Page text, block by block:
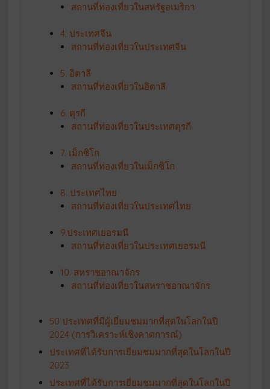
สถานที่ท่องเที่ยวในสหรัฐอเมริกา
4. ประเทศจีน
สถานที่ท่องเที่ยวในประเทศจีน
5. อิตาลี
สถานที่ท่องเที่ยวในอิตาลี
6. ตุรกี
สถานที่ท่องเที่ยวในประเทศตุรกี
7. เม็กซิโก
สถานที่ท่องเที่ยวในเม็กซิโก
8. ประเทศไทย
สถานที่ท่องเที่ยวในประเทศไทย
9.ประเทศเยอรมนี
สถานที่ท่องเที่ยวในประเทศเยอรมนี
10. สหราชอาณาจักร
สถานที่ท่องเที่ยวในสหราชอาณาจักร
50 ประเทศที่มีผู้เยี่ยมชมมากที่สุดในโลกในปี
2024 (การวิเคราะห์เชิงคาดการณ์)
ประเทศที่ได้รับการเยี่ยมชมมากที่สุดในโลกในปี
2023
ประเทศที่ได้รับการเยี่ยมชมมากที่สุดในโลกในปี